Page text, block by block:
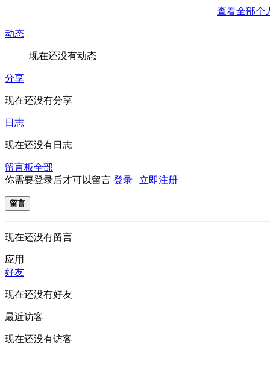
查看全部个
动态
现在还没有动态
分享
现在还没有分享
日志
现在还没有日志
留言板全部
你需要登录后才可以留言 登录 | 立即注册
留言
现在还没有留言
应用
好友
现在还没有好友
最近访客
现在还没有访客